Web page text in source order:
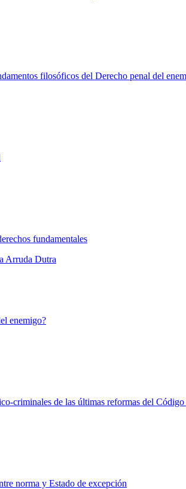
filosóficos del Derecho penal del
fundamentales
Arruda Dutra
enemigo?
criminales de las últimas reformas del
norma y Estado de excepción